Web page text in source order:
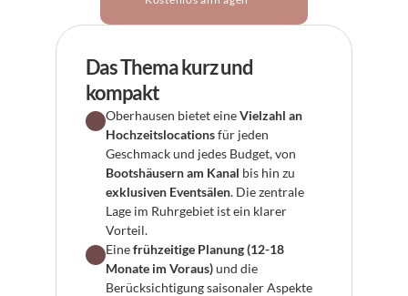
Das Thema kurz und
kompakt
Oberhausen bietet eine Vielzahl an
Hochzeitslocations für jeden
Bootshäusern am Kanal
exklusiven Eventsälen. Die zentrale
Lage im Ruhrgebiet ist ein klarer
Vorteil.
Eine frühzeitige Planung (12-18
Monate im Voraus) und die
Berücksichtigung saisonaler Aspekte